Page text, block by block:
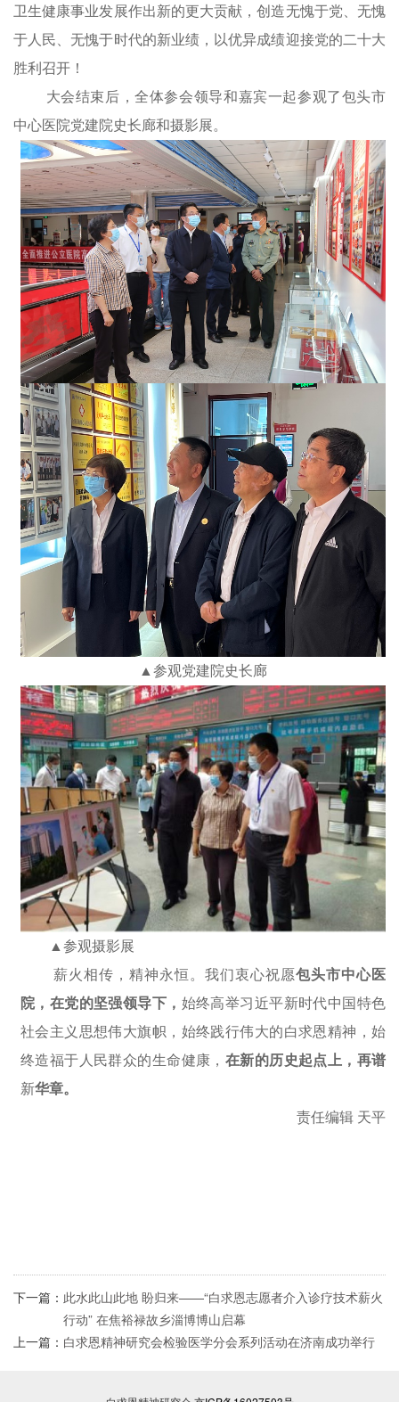
卫生健康事业发展作出新的更大贡献，创造无愧于党、无愧
于人民、无愧于时代的新业绩，以优异成绩迎接党的二十大
胜利召开！
大会结束后，全体参会领导和嘉宾一起参观了包头市
中心医院党建院史长廊和摄影展。
▲参观党建院史长廊
▲参观摄影展
薪火相传，精神永恒。 我们衷心祝愿包头市中心医
院，在党的坚强领导下， 始终高举习近平新时代中国特色
社会主义思想伟大旗帜，始终践行伟大的白求恩精神，始
终造福于人民群众的生命健康， 在新的历史起点上，再谱
新华章。
责任编辑 天平
下一篇： 此水此山此地 盼归来——​“白求恩志愿者介入诊疗技术薪火
行动” 在焦裕禄故乡淄博博山启幕
上一篇： 白求恩精神研究会检验医学分会系列活动在济南成功举行